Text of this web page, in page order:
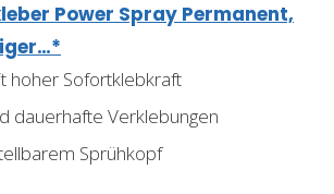
Power Spray Permanent,
hoher Sofortklebkraft
dauerhafte Verklebungen
Sprühkopf